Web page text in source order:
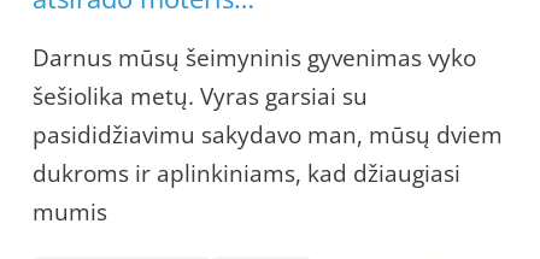
Darnus mūsų šeimyninis gyvenimas vyko
šešiolika metų. Vyras garsiai su
pasididžiavimu sakydavo man, mūsų dviem
dukroms ir aplinkiniams, kad džiaugiasi
mumis